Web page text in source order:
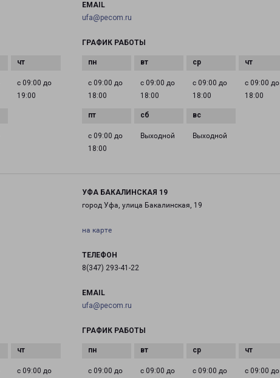
с 09:00 до
19:00
EMAIL
ufa@pecom.ru
ГРАФИК РАБОТЫ
с 09:00 до
18:00
с 09:00 до
18:00
с 09:00 до
18:00
с 09:00 до
18:00
с 09:00 до
18:00
Выходной Выходной
с 09:00 до
УФА БАКАЛИНСКАЯ 19
город Уфа, улица Бакалинская, 19
на карте
ТЕЛЕФОН
8(347) 293-41-22
EMAIL
ufa@pecom.ru
ГРАФИК РАБОТЫ
с 09:00 до с 09:00 до с 09:00 до с 09:00 до